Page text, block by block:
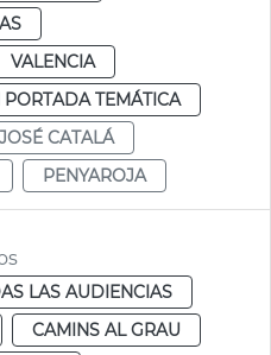
VALENCIA
PORTADA TEMÁTICA
CATALÁ
PENYAROJA
LAS AUDIENCIAS
CAMINS AL GRAU